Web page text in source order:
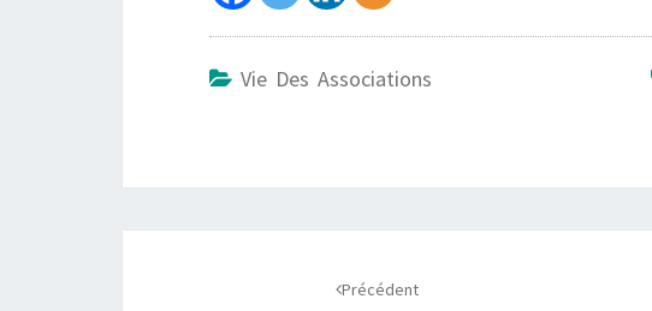
Vie Des Associations
Précédent